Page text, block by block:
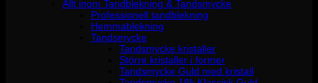
Allt inom Tandblekning & Tandsmycke
Professionell tandblekning
Hemmablekning
Tandsmycke
Tandsmycke kristaller
Större kristaller i former
Tandsmycke Guld med kristall